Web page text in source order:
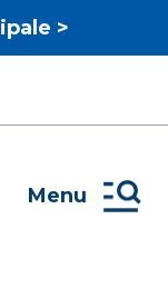
>
Menu